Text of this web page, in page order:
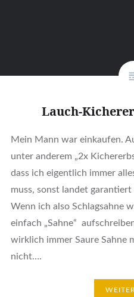
Lauch-
Mein Mann war einkaufen.
unter anderem „2x
dass ich eigentlich immer
muss, sonst landet
Wenn ich also Schlagsahne
einfach „Sahne“
wirklich immer Saure Sahne
nicht….